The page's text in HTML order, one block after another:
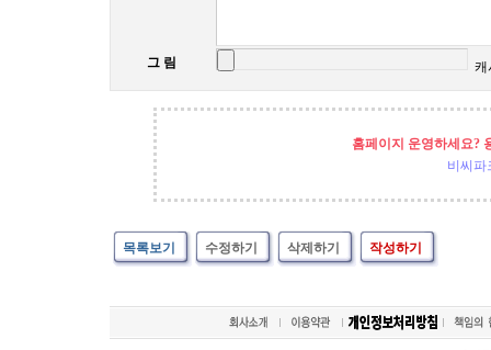
그 림 캐
홈페이지 운영하세요?
비씨파
목록보기 수정하기 삭제하기 작성하기